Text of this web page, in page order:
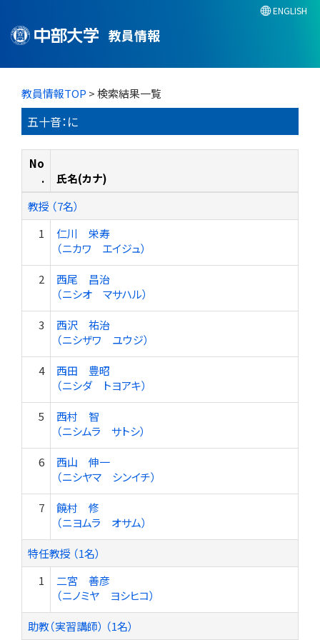
教員情報
ENGLISH
教員情報TOP > 検索結果一覧
五十音：に
No
.
氏名(カナ)
教授 （7名）
1
仁川 栄寿
（ニカワ エイジュ）
2
西尾 昌治
（ニシオ マサハル）
3
西沢 祐治
（ニシザワ ユウジ）
4
西田 豊昭
（ニシダ トヨアキ）
5
西村 智
（ニシムラ サトシ）
6
西山 伸一
（ニシヤマ シンイチ）
7
饒村 修
（ニヨムラ オサム）
特任教授 （1名）
1
二宮 善彦
（ニノミヤ ヨシヒコ）
助教（実習講師） （1名）